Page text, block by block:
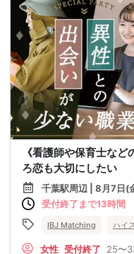
《看護師や保育士な
ろ恋も大切にしたい
千葉駅周辺 | 8月7日(
受付終了まで13時間
IBJ Matching ハイ
女性 受付終了 25〜